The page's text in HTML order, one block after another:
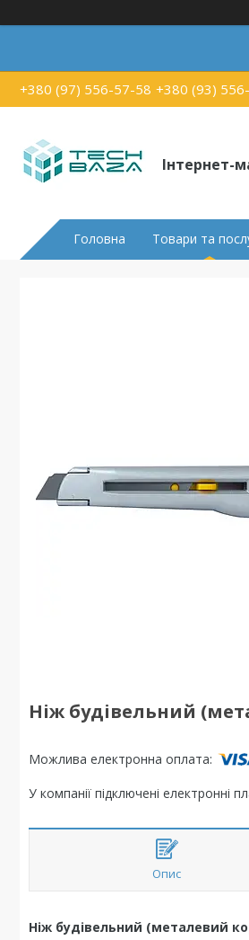
+380 (97) 556-57-58 +380 (93)
Інтернет-
Головна Товари та
Ніж будівельний
У компанії підключені
Опис
Ніж будівельний (металевий